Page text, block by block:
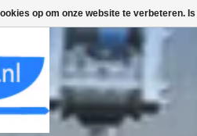
op om onze website te verbeteren.